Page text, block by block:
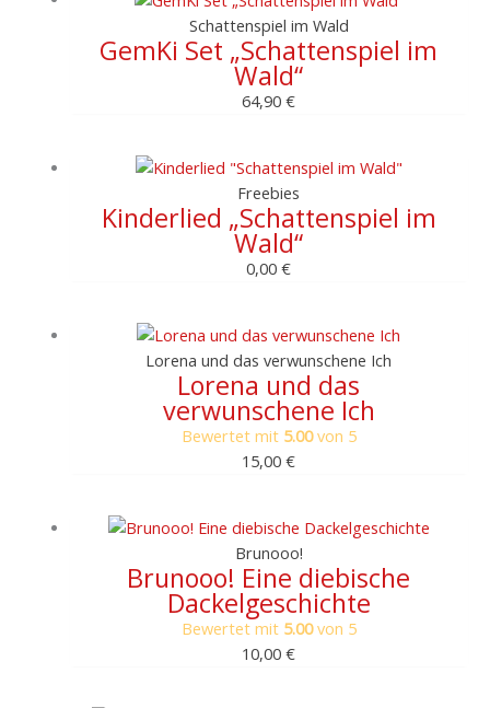
Schattenspiel im Wald
GemKi Set „Schattenspiel im
Wald“
64,90€
Freebies
Kinderlied „Schattenspiel im
Wald“
0,00€
Lorena und das verwunschene Ich
Lorena und das
verwunschene Ich
Bewertet mit 5.00von 5
15,00€
Brunooo!
Brunooo! Eine diebische
Dackelgeschichte
Bewertet mit 5.00von 5
10,00€